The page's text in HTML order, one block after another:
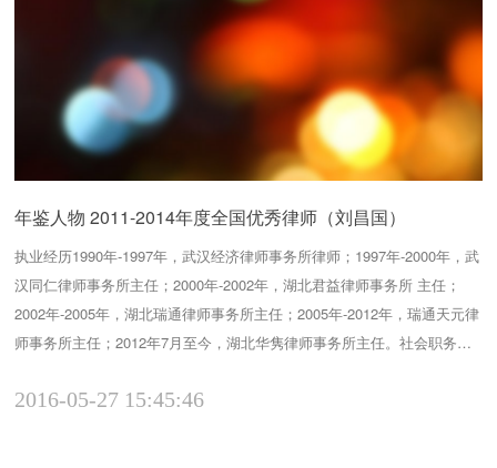
年鉴人物 2011-2014年度全国优秀律师（刘昌国）
执业经历1990年-1997年，武汉经济律师事务所律师；1997年-2000年，武
汉同仁律师事务所主任；2000年-2002年，湖北君益律师事务所 主任；
2002年-2005年，湖北瑞通律师事务所主任；2005年-2012年，瑞通天元律
师事务所主任；2012年7月至今，湖北华隽律师事务所主任。社会职务第
长；长江海商法学会副会长；中华全国律协海事海商专业委员会委员；湖
2016-05-27 15:45:46